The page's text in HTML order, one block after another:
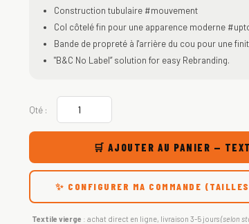
Construction tubulaire #mouvement
Col côtelé fin pour une apparence moderne
Bande de propreté à l'arrière du cou pour une
"B&C No Label” solution for easy Rebranding.
Qté :
🛒 AJOUTER AU PANIER —
✨ CONFIGURER MA COMMANDE
Textile vierge : achat direct en ligne, livraison 3-5 jours(selon